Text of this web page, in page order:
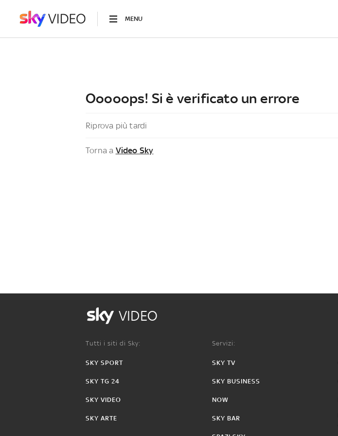
MENU
Ooooops! Si è verificato un errore
Riprova più tardi
Torna a Video Sky
VIDEO
Tutti i siti di Sky:
SKY SPORT
SKY TG 24
SKY VIDEO
SKY ARTE
Servizi:
SKY TV
SKY BUSINESS
NOW
SKY BAR